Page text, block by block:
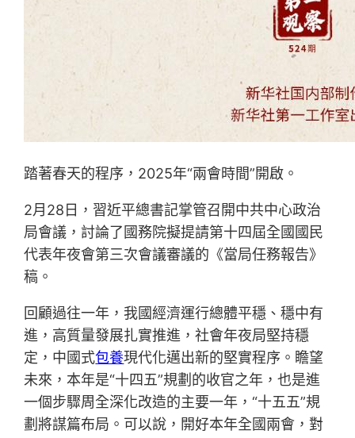
踏著春天的程序，2025年“兩會時間”開啟。
2月28日，習近平總書記掌管召開中共中心政治
局會議，討論了國務院擬提請第十四屆全國國民
代表年夜會第三次會議審議的《當局任務報告》
稿。
回顧過往一年，我國經濟運行總體平穩、穩中有
進，高質量發展扎實推進，社會年夜局堅持穩
定，中國式包養現代化邁出新的堅實程序。瞻望
未來，本年是“十四五”規劃的收官之年，也是進
一個步驟周全深化改造的主要一年，“十五五”規
劃將謀篇布局。可以說，開好本年全國兩會，對